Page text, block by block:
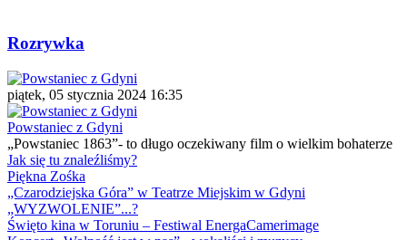
Rozrywka
piątek, 05 stycznia 2024 16:35
Powstaniec z Gdyni
„Powstaniec 1863”- to długo oczekiwany film o wielkim bohaterze
Jak się tu znaleźliśmy?
Piękna Zośka
„Czarodziejska Góra” w Teatrze Miejskim w Gdyni
„WYZWOLENIE”...?
Święto kina w Toruniu – Festiwal EnergaCamerimage